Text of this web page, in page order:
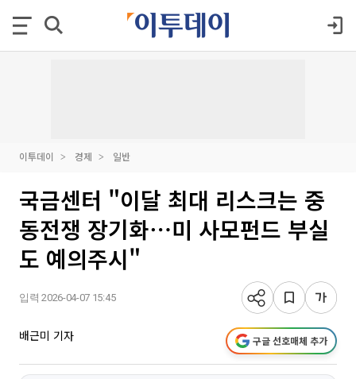
이투데이 경제 일반
국금센터 "이달 최대 리스크는 중
동전쟁 장기화⋯미 사모펀드 부실
도 예의주시"
입력 2026-04-07 15:45
배근미 기자 구글 선호매체 추가